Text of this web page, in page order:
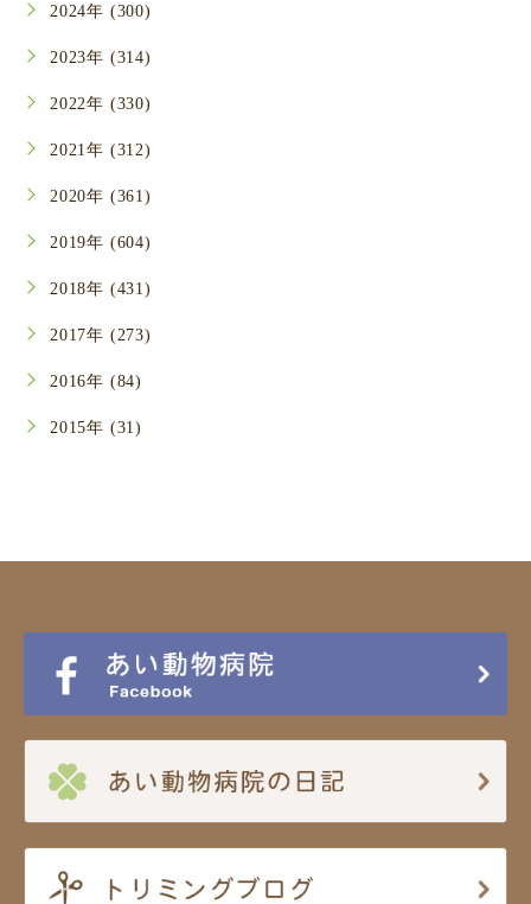
2024年 (300)
2023年 (314)
2022年 (330)
2021年 (312)
2020年 (361)
2019年 (604)
2018年 (431)
2017年 (273)
2016年 (84)
2015年 (31)